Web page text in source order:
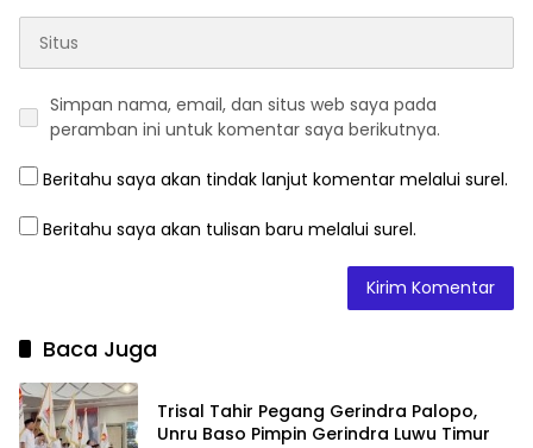
Simpan nama, email, dan situs web saya pada
peramban ini untuk komentar saya berikutnya.
Beritahu saya akan tindak lanjut komentar melalui surel.
Beritahu saya akan tulisan baru melalui surel.
Baca Juga
Trisal Tahir Pegang Gerindra Palopo,
Unru Baso Pimpin Gerindra Luwu Timur